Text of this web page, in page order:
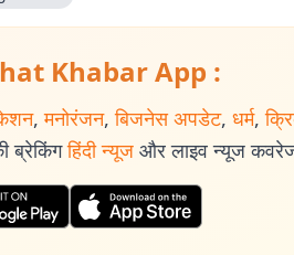
Khabar App :
, मनोरंजन, बिजनेस अपडेट, धर्म,
ब्रेकिंग हिंदी न्यूज और लाइव न्यूज